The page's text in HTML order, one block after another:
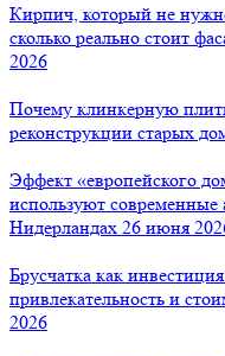
Кирпич, который не
сколько реально стоит
2026
Почему клинкерную
реконструкции старых
Эффект «европейского
используют
Нидерландах 26 июня
Брусчатка как
привлекательность и
2026